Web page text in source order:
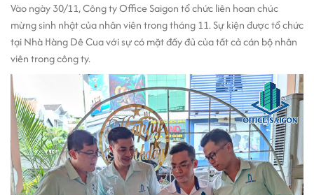
Vào ngày 30/11, Công ty Office Saigon tổ chức liên hoan chúc
mừng sinh nhật của nhân viên trong tháng 11. Sự kiện được tổ chức
tại Nhà Hàng Dê Cua với sự có mặt đầy đủ của tất cả cán bộ nhân
viên trong công ty.